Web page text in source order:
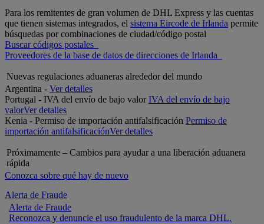
Para los remitentes de gran volumen de DHL Express y las cuentas
que tienen sistemas integrados, el sistema Eircode de Irlanda permite
búsquedas por combinaciones de ciudad/código postal
Buscar códigos postales
Proveedores de la base de datos de direcciones de Irlanda
Nuevas regulaciones aduaneras alrededor del mundo
Argentina - Ver detalles
Portugal - IVA del envío de bajo valorIVA del envío de bajo
valorVer detalles
Kenia - Permiso de importación antifalsificación Permiso de
importación antifalsificaciónVer detalles
Próximamente – Cambios para ayudar a una liberación aduanera
rápida
Conozca sobre qué hay de nuevo
Alerta de Fraude
Alerta de Fraude
Reconozca y denuncie el uso fraudulento de la marca DHL.